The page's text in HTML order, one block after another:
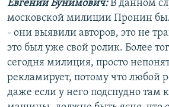
Евгений Бунимович:В данном
московской милиции Пронин
- они выявили авторов, это не
это был уже свой ролик. Более
сегодня милиция, просто
рекламирует, потому что любой
даже если у него подспудно там